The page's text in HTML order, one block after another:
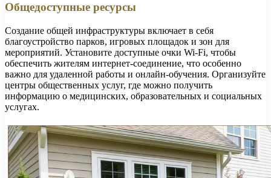
Общедоступные ресурсы
Создание общей инфраструктуры включает в себя
благоустройство парков, игровых площадок и зон для
мероприятий. Установите доступные очки Wi-Fi, чтобы
обеспечить жителям интернет-соединение, что особенно
важно для удаленной работы и онлайн-обучения. Организуйте
центры общественных услуг, где можно получить
информацию о медицинских, образовательных и социальных
услугах.